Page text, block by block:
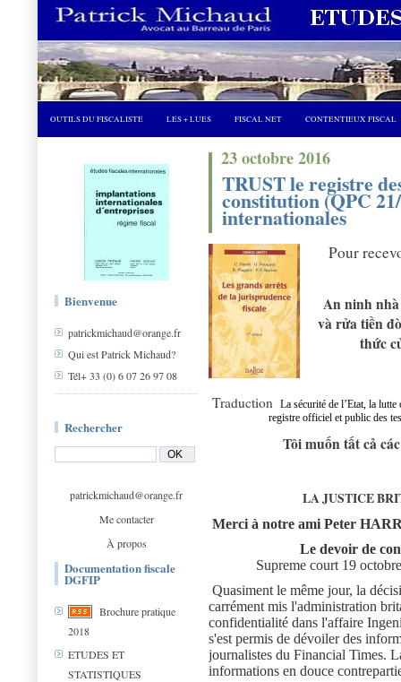
OUTILS DU FISCALISTE LES + LUES FISCAL NET CONTENTIEUX FISCAL
Bienvenue
patrickmichaud@orange.fr
Qui est Patrick Michaud?
Tél+ 33 (0) 6 07 26 97 08
Rechercher
patrickmichaud@orange.fr
Me contacter
À propos
Documentation fiscale
DGFIP
Brochure pratique
2018
ETUDES ET
STATISTIQUES
23 octobre 2016
TRUST le registre
constitution (QPC
internationales
Pour
An ninh
và rửa tiền
thức
Traduction La sécurité de l’Etat, la
registre officiel et public des
Tôi muốn tất cả
LA JUSTICE
Merci à notre ami Peter
Le devoir de
Supreme court 19
Quasiment le même jour, la
carrément mis l'administration
confidentialité dans l'affaire
s'est permis de dévoiler des
journalistes du Financial Times.
informations en douce